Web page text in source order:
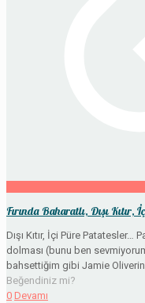
Fırında Baharatlı, Dışı Kıtır,
Dışı Kıtır, İçi Püre
dolması (bunu ben
bahsettiğim gibi Jamie Oliverin
Beğendiniz mi?
0 Devamı